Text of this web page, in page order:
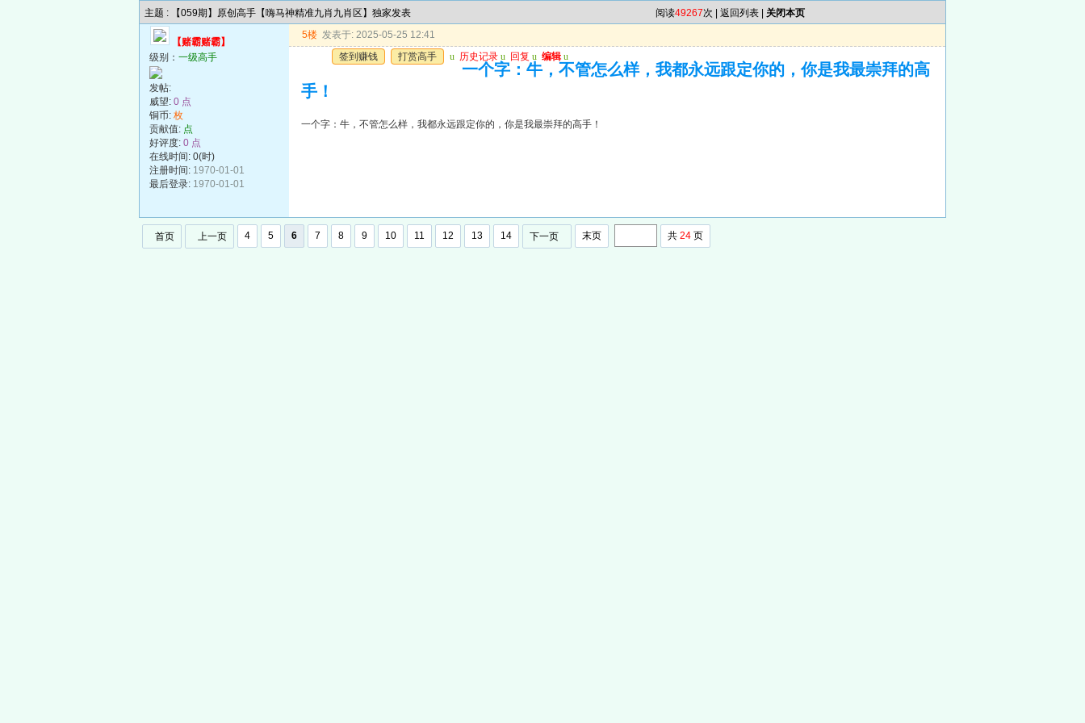
主题 : 【059期】原创高手【嗨马神精准九肖九肖区】独家发表 阅读49267次 | 返回列表 关闭本页
【赌霸赌霸】
级别： 一级高手
发帖:
威望: 0 点
铜币: 枚
贡献值: 点
好评度: 0 点
在线时间: 0(时)
注册时间: 1970-01-01
最后登录: 1970-01-01
5楼 发表于: 2025-05-25 12:41
签到赚钱
打赏高手 u 历史记录 u 回复 u 编辑 u
一个字：牛，不管怎么样，我都永远跟定你的，你是我最崇拜的高
手！
一个字：牛，不管怎么样，我都永远跟定你的，你是我最崇拜的高手！
首页 上一页 4 5 6 7 8 9 10 11 12 13 14 下一页 末页 共 24 页